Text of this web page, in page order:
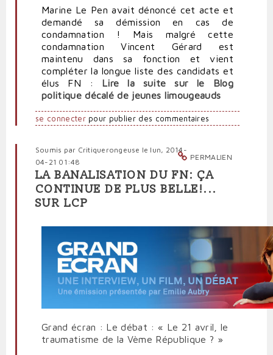
Marine Le Pen avait dénoncé cet acte et
demandé sa démission en cas de
condamnation ! Mais malgré cette
condamnation Vincent Gérard est
maintenu dans sa fonction et vient
compléter la longue liste des candidats et
élus FN : Lire la suite sur le Blog
politique décalé de jeunes limougeauds
se connecterpour publier des commentaires
PERMALIEN
Soumis par Critiquerongeuse le lun, 2014-
04-21 01:48
LA BANALISATION DU FN: ÇA
CONTINUE DE PLUS BELLE!...
SUR LCP
Grand écran : Le débat : « Le 21 avril, le
traumatisme de la Vème République ? »